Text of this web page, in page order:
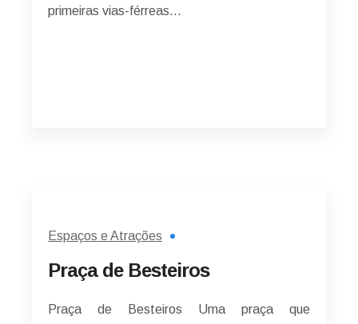
primeiras vias-férreas…
Espaços e Atrações
Praça de Besteiros
Praça de Besteiros Uma praça que